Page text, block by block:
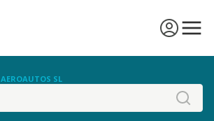
AEROAUTOS SL